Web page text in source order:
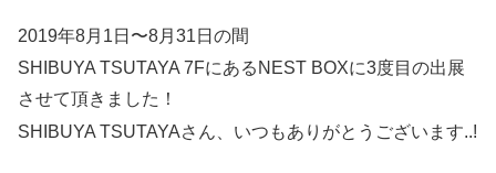
2019年8月1日〜8月31日の間
SHIBUYA TSUTAYA 7FにあるNEST BOXに3度目の出展
させて頂きました！
SHIBUYA TSUTAYAさん、いつもありがとうございます..!